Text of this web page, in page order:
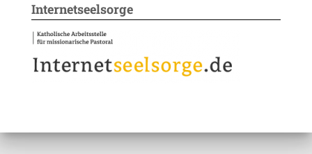
Internetseelsorge